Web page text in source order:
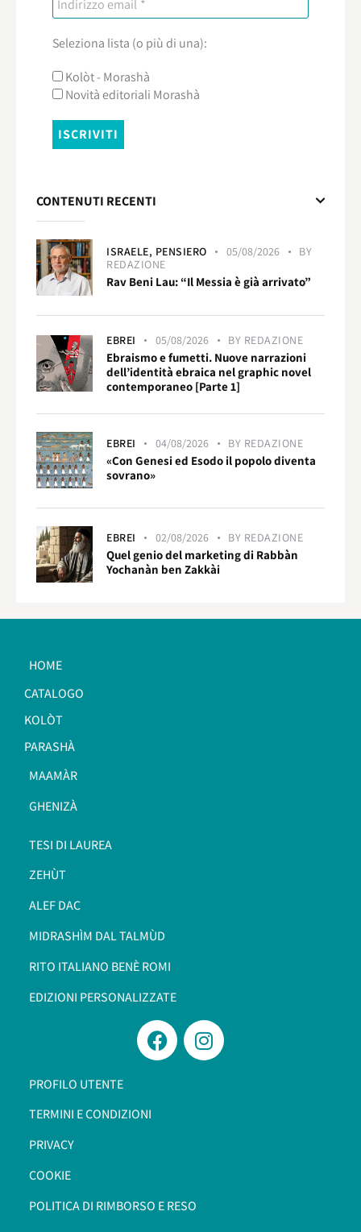
Seleziona lista (o più di una):
Kolòt - Morashà
Novità editoriali Morashà
CONTENUTI RECENTI
ISRAELE, PENSIERO 05/08/2026
BY
REDAZIONE
Rav Beni Lau: “Il Messia è già arrivato”
EBREI 05/08/2026 BY REDAZIONE
Ebraismo e fumetti. Nuove narrazioni
dell’identità ebraica nel graphic novel
contemporaneo [Parte 1]
EBREI 04/08/2026 BY REDAZIONE
«Con Genesi ed Esodo il popolo diventa
sovrano»
EBREI 02/08/2026 BY REDAZIONE
Quel genio del marketing di Rabbàn
Yochanàn ben Zakkài
HOME
CATALOGO
KOLÒT
PARASHÀ
MAAMÀR
GHENIZÀ
TESI DI LAUREA
ZEHÙT
ALEF DAC
MIDRASHÌM DAL TALMÙD
RITO ITALIANO BENÈ ROMI​
EDIZIONI PERSONALIZZATE
PROFILO UTENTE
TERMINI E CONDIZIONI
PRIVACY
COOKIE
POLITICA DI RIMBORSO E RESO